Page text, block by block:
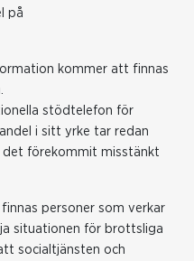
på
kommer att finnas
stödtelefon för
i sitt yrke tar redan
förekommit misstänkt
personer som verkar
situationen för brottsliga
socialtjänsten och